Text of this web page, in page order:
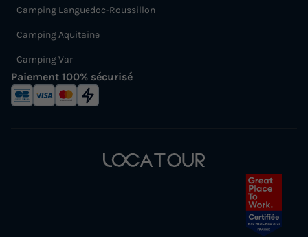
Camping Languedoc-Roussillon
Camping Aquitaine
Camping Var
Paiement 100% sécurisé